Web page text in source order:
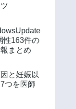
性163件の
まとめ
と妊娠以
つを医師